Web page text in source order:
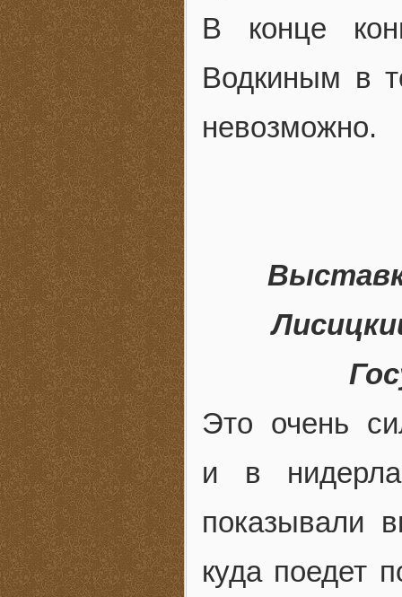
В конце
Водкиным в
невозможно.
Это очень
и в
показывали
куда поедет